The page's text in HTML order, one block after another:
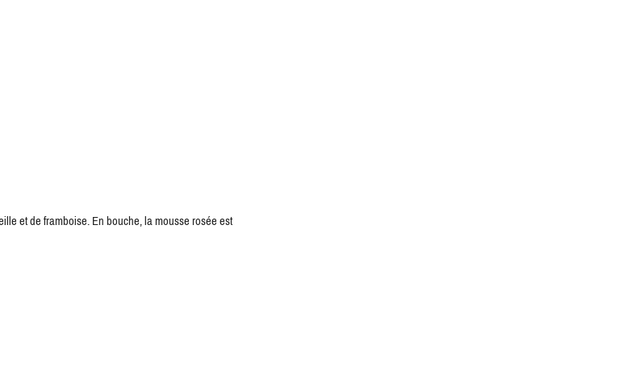
et de framboise. En bouche, la mousse rosée est